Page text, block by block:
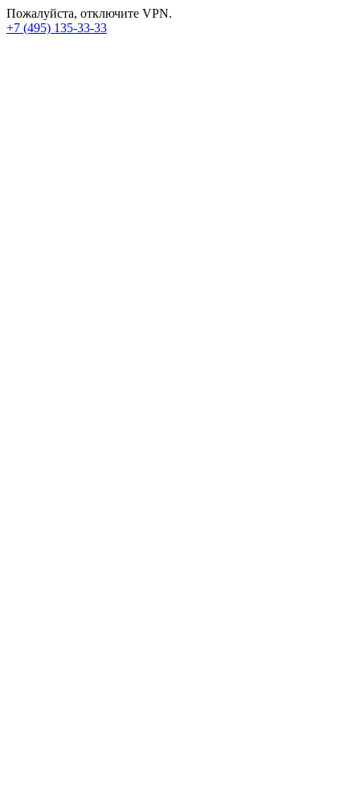
Пожалуйста, отключите VPN.
+7 (495) 135-33-33